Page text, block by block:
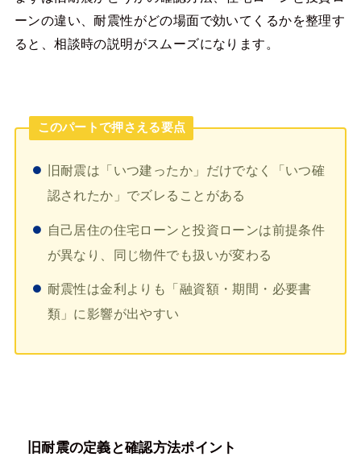
ーンの違い、耐震性がどの場面で効いてくるかを整理す
ると、相談時の説明がスムーズになります。
このパートで押さえる要点
旧耐震は「いつ建ったか」だけでなく「いつ確
認されたか」でズレることがある
自己居住の住宅ローンと投資ローンは前提条件
が異なり、同じ物件でも扱いが変わる
耐震性は金利よりも「融資額・期間・必要書
類」に影響が出やすい
旧耐震の定義と確認方法ポイント